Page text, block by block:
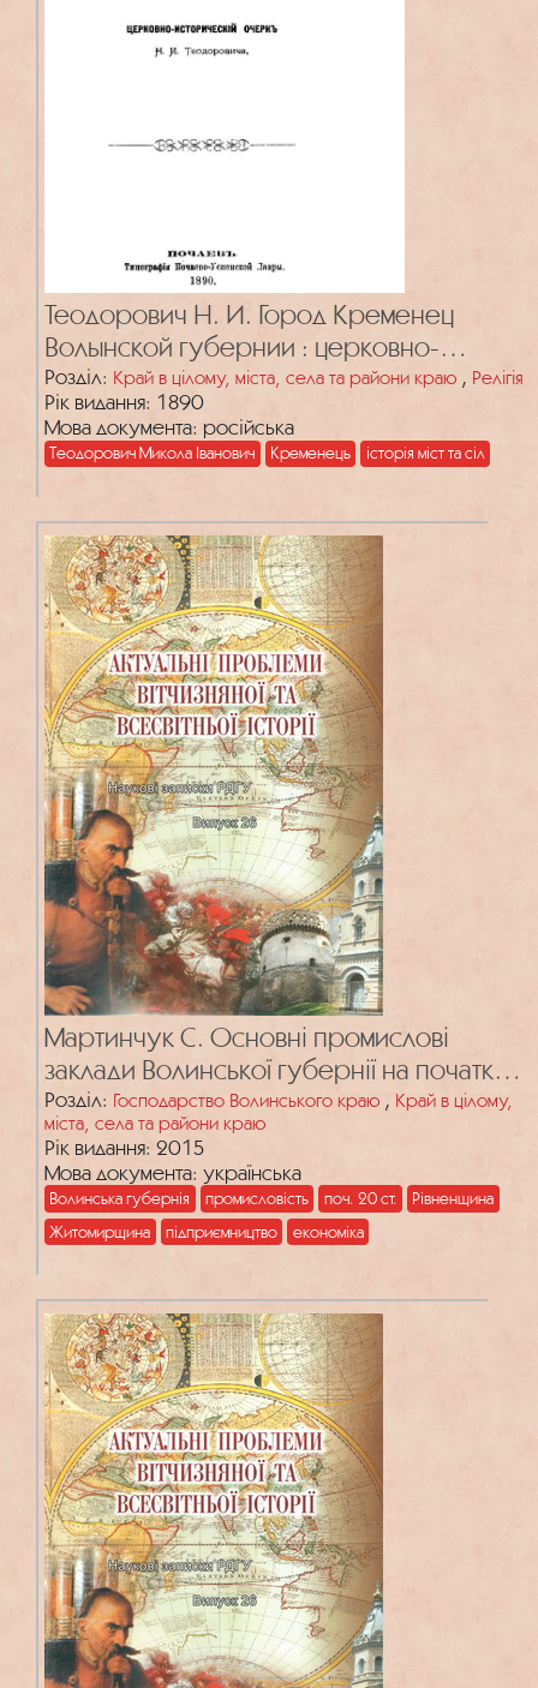
Теодорович Н. И. Город Кременец
Волынской губернии : церковно-
исторический очерк
Розділ: Край в цілому, міста, села та райони краю , Релігія
Рік видання: 1890
Мова документа: російська
Теодорович Микола Іванович Кременець історія міст та сіл
Мартинчук С. Основні промислові
заклади Волинської губернії на початку
ХХ ст.
Розділ: Господарство Волинського краю , Край в цілому,
міста, села та райони краю
Рік видання: 2015
Мова документа: українська
Волинська губернія промисловість поч. 20 ст.
Рівненщина
Житомирщина
підприємництво економіка